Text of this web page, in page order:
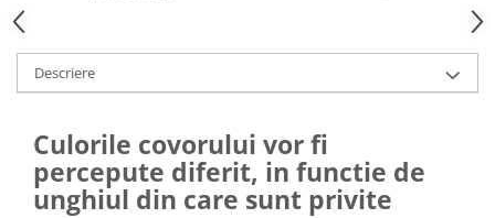
Descriere
Culorile covorului vor fi
percepute diferit, in functie de
unghiul din care sunt privite